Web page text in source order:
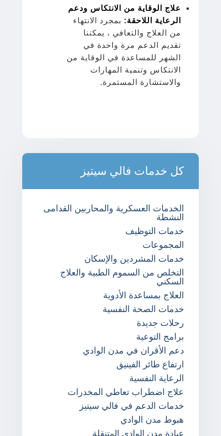
علاج الوقاية من الانتكاس ودعم
الرعاية اللاحقة: بمجرد الانتهاء
من العلاج والتعافي ، يمكننا
تقديم الدعم مرة واحدة في
الشهر للمساعدة في الوقاية من
الانتكاس وتنمية المهارات
والاستشارة المستمرة.
كل خدمات فالي سيتيز
الخدمات العسكرية والمحاربين القدامى
النشطة
خدمات التوظيف
المجموعات
خدمات المشردين والإسكان
التخلص من السموم الطبية والعلاج
السكني
العلاج بمساعدة الأدوية
خدمات الصحة النفسية
رحلات جديدة
برامج التوعية
دعم الأقران في مدن الوادي
ارتفاع طائر الفينيق
الرعاية النفسية
علاج اضطراب تعاطي المخدرات
خدمات الدعم في فالي سيتيز
هبوط مدن الوادي
عيادة مدن الوادي المتنقلة